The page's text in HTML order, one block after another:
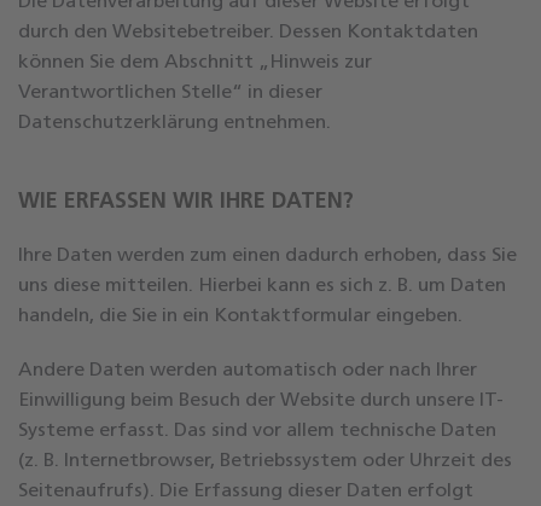
durch den Websitebetreiber. Dessen Kontaktdaten
können Sie dem Abschnitt „Hinweis zur
Verantwortlichen Stelle“ in dieser
Datenschutzerklärung entnehmen.
WIE ERFASSEN WIR IHRE DATEN?
Ihre Daten werden zum einen dadurch erhoben, dass Sie
uns diese mitteilen. Hierbei kann es sich z. B. um Daten
handeln, die Sie in ein Kontaktformular eingeben.
Andere Daten werden automatisch oder nach Ihrer
Einwilligung beim Besuch der Website durch unsere IT-
Systeme erfasst. Das sind vor allem technische Daten
(z. B. Internetbrowser, Betriebssystem oder Uhrzeit des
Seitenaufrufs). Die Erfassung dieser Daten erfolgt